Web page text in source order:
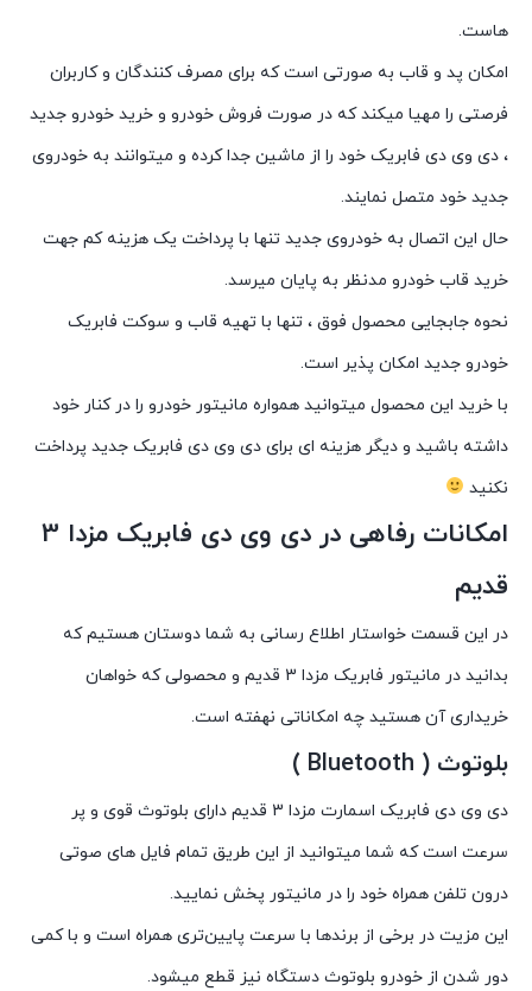
هاست.
امکان پد و قاب به صورتی است که برای مصرف کنندگان و کاربران
فرصتی را مهیا میکند که در صورت فروش خودرو و خرید خودرو جدید
، دی وی دی فابریک خود را از ماشین جدا کرده و میتوانند به خودروی
جدید خود متصل نمایند.
حال این اتصال به خودروی جدید تنها با پرداخت یک هزینه کم جهت
خرید قاب خودرو مدنظر به پایان میرسد.
نحوه جابجایی محصول فوق ، تنها با تهیه قاب و سوکت فابریک
خودرو جدید امکان پذیر است.
با خرید این محصول میتوانید همواره مانیتور خودرو را در کنار خود
داشته باشید و دیگر هزینه ای برای دی وی دی فابریک جدید پرداخت
نکنید
امکانات رفاهی در دی وی دی فابریک مزدا 3
قدیم
در این قسمت خواستار اطلاع رسانی به شما دوستان هستیم که
بدانید در مانیتور فابریک مزدا 3 قدیم و محصولی که خواهان
خریداری آن هستید چه امکاناتی نهفته است.
بلوتوث ( Bluetooth )
دی وی دی فابریک اسمارت مزدا 3 قدیم دارای بلوتوث قوی و پر
سرعت است که شما میتوانید از این طریق تمام فایل های صوتی
درون تلفن همراه خود را در مانیتور پخش نمایید.
این مزیت در برخی از برندها با سرعت پایین‌تری همراه است و با کمی
دور شدن از خودرو بلوتوث دستگاه نیز قطع میشود.